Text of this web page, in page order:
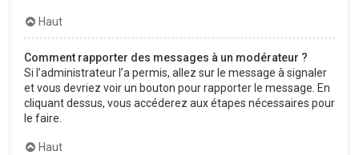
Haut
Comment rapporter des messages à un modérateur ?
Si l’administrateur l’a permis, allez sur le message à signaler
et vous devriez voir un bouton pour rapporter le message. En
cliquant dessus, vous accéderez aux étapes nécessaires pour
le faire.
Haut